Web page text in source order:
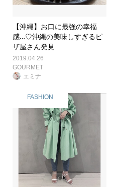
【沖縄】お口に最強の幸福
感…♡沖縄の美味しすぎるピ
ザ屋さん発見
2019.04.26
GOURMET
エミナ
FASHION